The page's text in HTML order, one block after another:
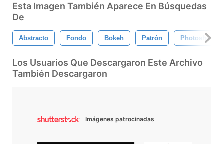
Esta Imagen También Aparece En Búsquedas
De
Abstracto Fondo Bokeh Patrón Photoshop
Los Usuarios Que Descargaron Este Archivo
También Descargaron
Imágenes patrocinadas